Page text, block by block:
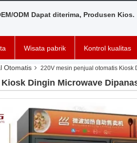
ODM Dapat diterima, Produsen Kios.
Wisata pabrik Kontrol kualitas
Otomatis 220V mesin penjual otomatis Kiosk
Dingin Microwave